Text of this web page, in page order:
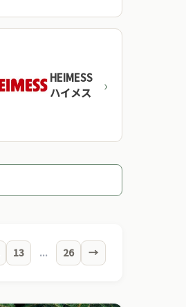
HEIMESS
ハイメス
13 ... 26 →